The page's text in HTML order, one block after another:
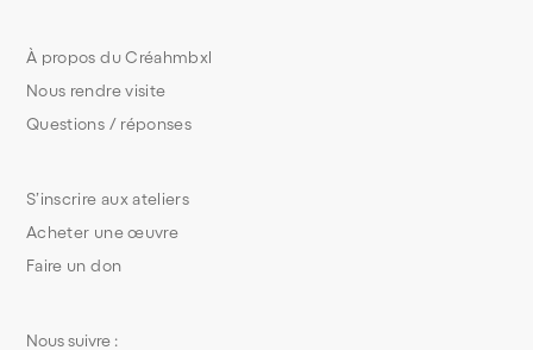
S’inscrire aux ateliers
Acheter une œuvre
Faire un don
À propos du Créahmbxl
Nous rendre visite
Questions / réponses
Nous suivre :